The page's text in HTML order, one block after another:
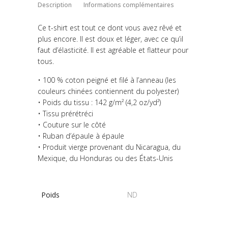
Description Informations complémentaires
Ce t-shirt est tout ce dont vous avez rêvé et
plus encore. Il est doux et léger, avec ce qu’il
faut d’élasticité. Il est agréable et flatteur pour
tous.
• 100 % coton peigné et filé à l’anneau (les
couleurs chinées contiennent du polyester)
• Poids du tissu : 142 g/m² (4,2 oz/yd²)
• Tissu prérétréci
• Couture sur le côté
• Ruban d’épaule à épaule
• Produit vierge provenant du Nicaragua, du
Mexique, du Honduras ou des États-Unis
Poids ND